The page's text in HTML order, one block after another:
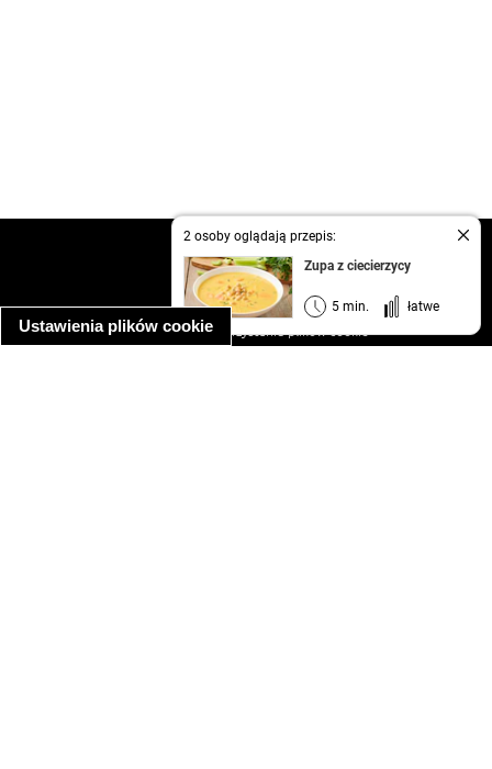
Ustawienia plików cookie
2 osoby oglądają przepis:
Zupa z ciecierzycy
5 min. łatwe
regulamin
informacja o prywatności
informacja o wykorzystaniu plików cookie